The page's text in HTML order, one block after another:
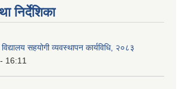
निर्देशिका
सहयोगी व्यवस्थापन कार्यविधि, २०८३
16:11